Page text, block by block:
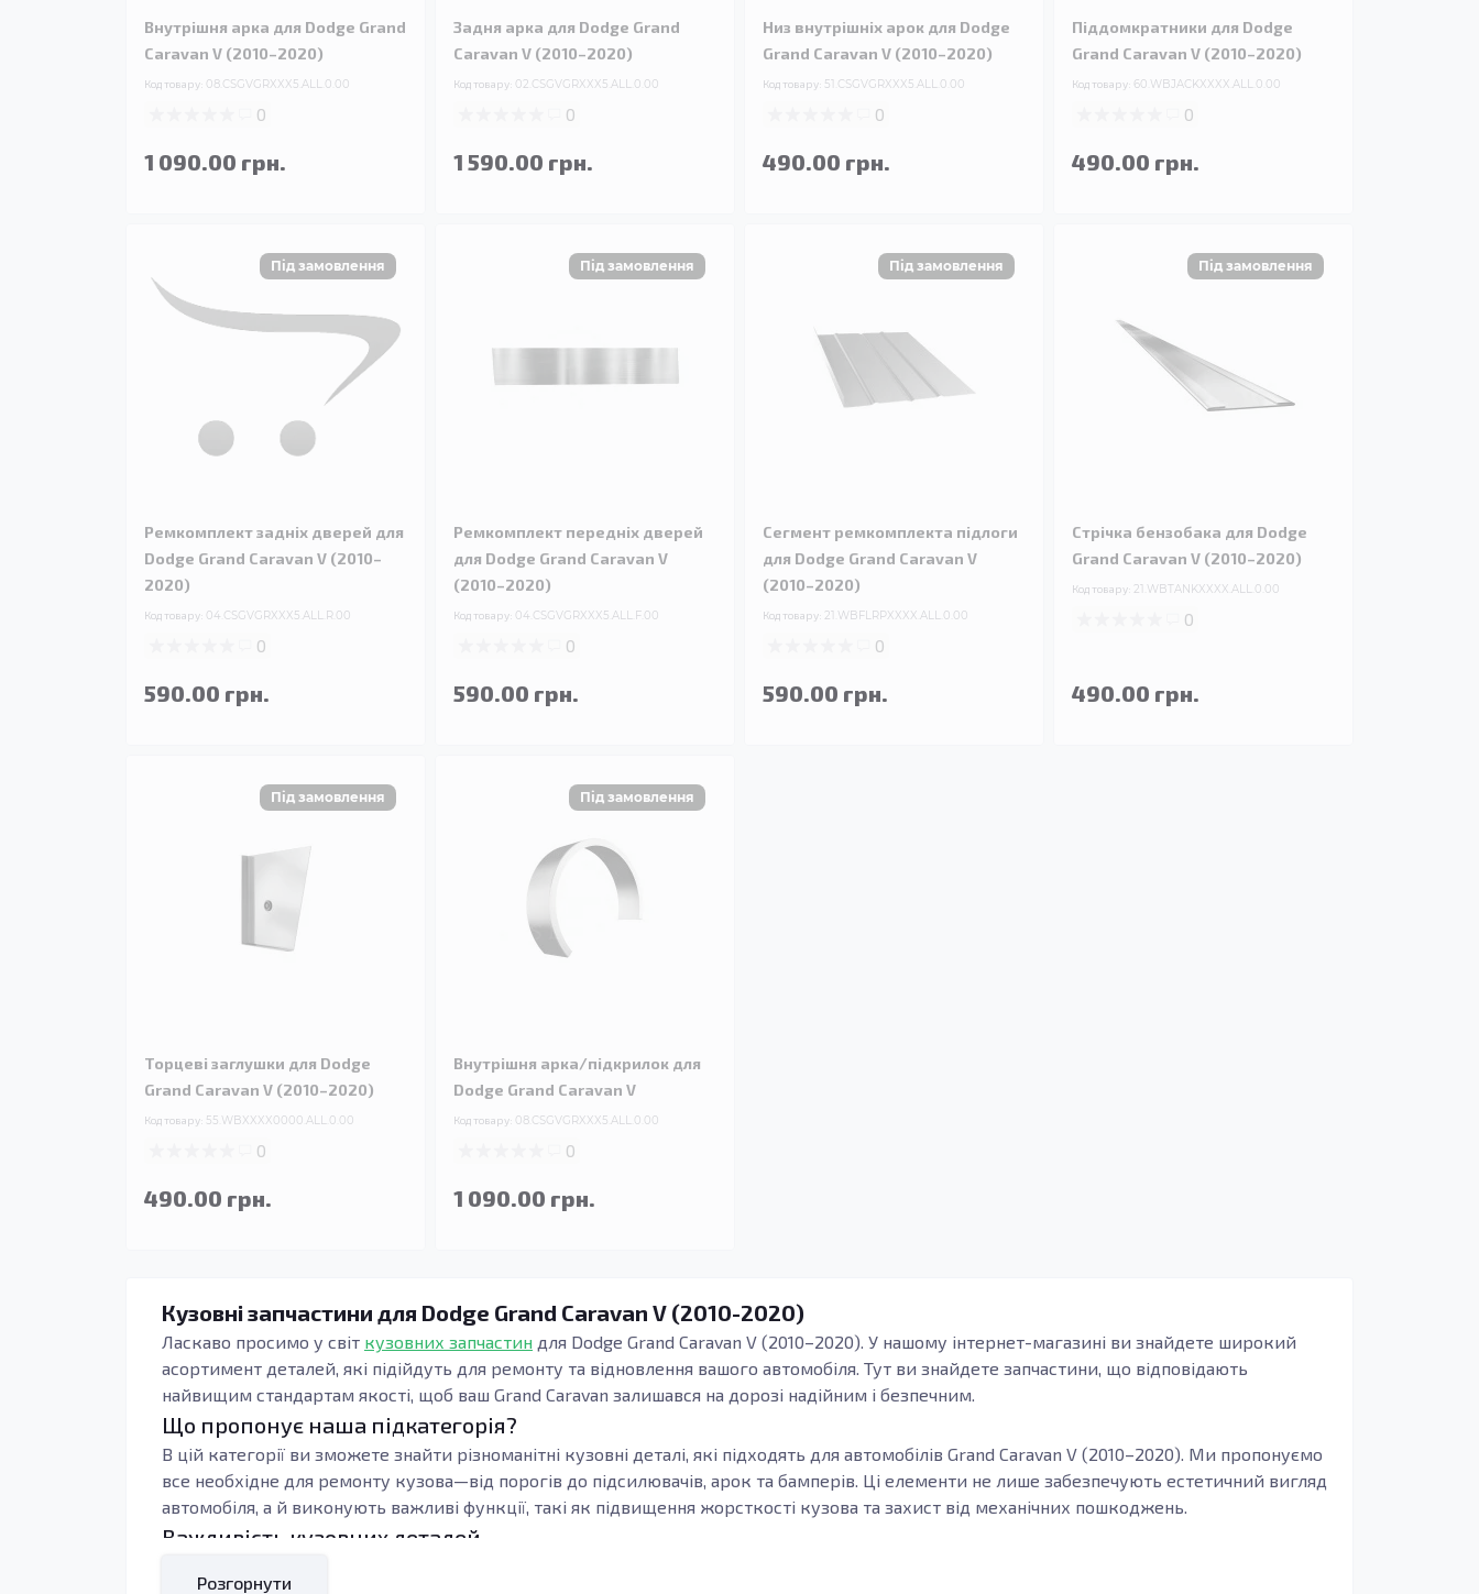
Внутрішня арка для Dodge Grand
Caravan V (2010–2020)
Код товару: 08.CSGVGRXXX5.ALL.0.00
0
1 090.00 грн.
Задня арка для Dodge Grand
Caravan V (2010–2020)
Код товару: 02.CSGVGRXXX5.ALL.0.00
0
1 590.00 грн.
Низ внутрішніх арок для Dodge
Grand Caravan V (2010–2020)
Код товару: 51.CSGVGRXXX5.ALL.0.00
0
490.00 грн.
Піддомкратники для Dodge
Grand Caravan V (2010–2020)
Код товару: 60.WBJACKXXXX.ALL.0.00
0
490.00 грн.
Ремкомплект задніх дверей для
Dodge Grand Caravan V (2010–
2020)
Код товару: 04.CSGVGRXXX5.ALL.R.00
0
590.00 грн.
Ремкомплект передніх дверей
для Dodge Grand Caravan V
(2010–2020)
Код товару: 04.CSGVGRXXX5.ALL.F.00
0
590.00 грн.
Сегмент ремкомплекта підлоги
для Dodge Grand Caravan V
(2010–2020)
Код товару: 21.WBFLRPXXXX.ALL.0.00
0
590.00 грн.
Стрічка бензобака для Dodge
Grand Caravan V (2010–2020)
Код товару: 21.WBTANKXXXX.ALL.0.00
0
490.00 грн.
Торцеві заглушки для Dodge
Grand Caravan V (2010–2020)
Код товару: 55.WBXXXX0000.ALL.0.00
0
490.00 грн.
Внутрішня арка/підкрилок для
Dodge Grand Caravan V
Код товару: 08.CSGVGRXXX5.ALL.0.00
0
1 090.00 грн.
Кузовні запчастини для Dodge Grand Caravan V (2010-2020)
Ласкаво просимо у світ кузовних запчастин для Dodge Grand Caravan V (2010–2020). У нашому інтернет-магазині ви знайдете широкий
асортимент деталей, які підійдуть для ремонту та відновлення вашого автомобіля. Тут ви знайдете запчастини, що відповідають
найвищим стандартам якості, щоб ваш Grand Caravan залишався на дорозі надійним і безпечним.
Що пропонує наша підкатегорія?
В цій категорії ви зможете знайти різноманітні кузовні деталі, які підходять для автомобілів Grand Caravan V (2010–2020). Ми пропонуємо
все необхідне для ремонту кузова—від порогів до підсилювачів, арок та бамперів. Ці елементи не лише забезпечують естетичний вигляд
автомобіля, а й виконують важливі функції, такі як підвищення жорсткості кузова та захист від механічних пошкоджень.
Важливість кузовних деталей
Розгорнути